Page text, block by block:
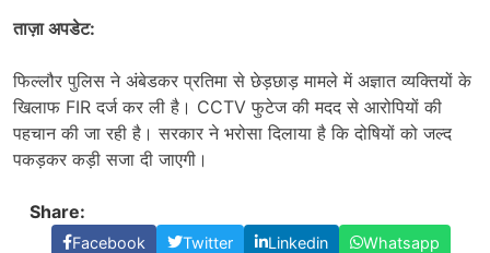
ताज़ा अपडेट:
फिल्लौर पुलिस ने अंबेडकर प्रतिमा से छेड़छाड़ मामले में अज्ञात व्यक्तियों के
खिलाफ FIR दर्ज कर ली है। CCTV फुटेज की मदद से आरोपियों की
पहचान की जा रही है। सरकार ने भरोसा दिलाया है कि दोषियों को जल्द
पकड़कर कड़ी सजा दी जाएगी।
Share:
Facebook Twitter Linkedin
Whatsapp